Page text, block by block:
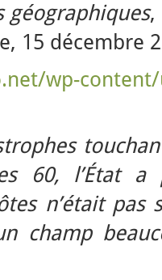
géographiques,
15 décembre
wp-
60, l’État a
n’était
champ